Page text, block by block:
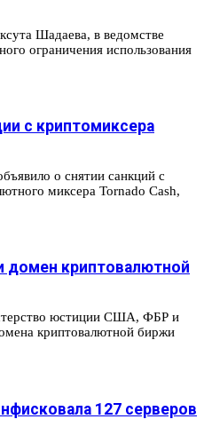
Шадаева, в ведомстве
ограничения использования
с криптомиксера
о снятии санкций с
миксера Tornado Cash,
домен криптовалютной
юстиции США, ФБР и
криптовалютной биржи
127 серверов